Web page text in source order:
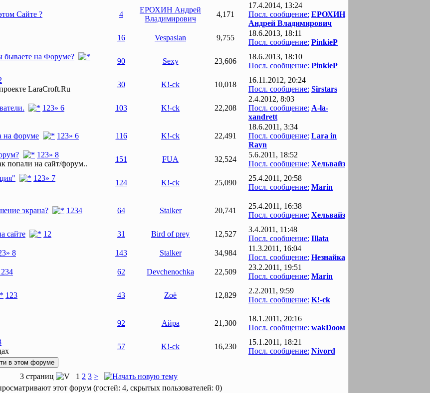
Сайте ? 4
ЕРОХИН Андрей
Владимирович
4,171
17.4.2014, 13:24
Посл. сообщение: ЕРОХИН
Андрей Владимирович
16 Vespasian 9,755
18.6.2013, 18:11
Посл. сообщение: PinkieP
на Форуме?
90 Sexy 23,606
18.6.2013, 18:10
Посл. сообщение: PinkieP
LaraCroft.Ru
30 K!-ck 10,018
16.11.2012, 20:24
Посл. сообщение: Sirstars
1 23» 6 103 K!-ck 22,208
2.4.2012, 8:03
Посл. сообщение: A-la-
xandrett
на форуме 1 23» 6 116 K!-ck 22,491
18.6.2011, 3:34
Посл. сообщение: Lara in
Rayn
1 23» 8
попали на сайт/форум..
151 FUA 32,524
5.6.2011, 18:52
Посл. сообщение: Хельвайз
1 23» 7
124 K!-ck 25,090
25.4.2011, 20:58
Посл. сообщение: Marin
экрана? 1 234 64 Stalker 20,741
25.4.2011, 16:38
Посл. сообщение: Хельвайз
сайте 1 2 31 Bird of prey 12,527
3.4.2011, 11:48
Посл. сообщение: Illata
3» 8 143 Stalker 34,984
11.3.2011, 16:04
Посл. сообщение: Незнайка
234 62 Devchenochka 22,509
23.2.2011, 19:51
Посл. сообщение: Marin
1 23 43 Zoё 12,829
2.2.2011, 9:59
Посл. сообщение: K!-ck
92 Айра 21,300
18.1.2011, 20:16
Посл. сообщение: wаkDоом
57 K!-ck 16,230
15.1.2011, 18:21
Посл. сообщение: Nivord
3 страниц 1 2 3 >
этот форум (гостей: 4, скрытых пользователей: 0)